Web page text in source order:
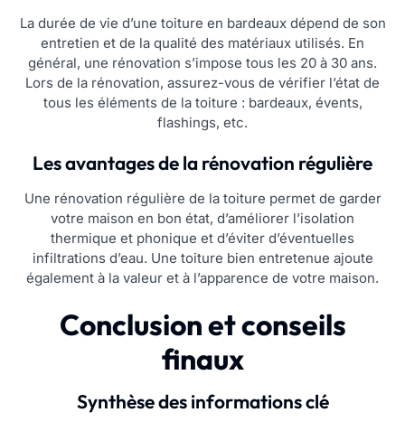
La durée de vie d’une toiture en bardeaux dépend de son
entretien et de la qualité des matériaux utilisés. En
général, une rénovation s’impose tous les 20 à 30 ans.
Lors de la rénovation, assurez-vous de vérifier l’état de
tous les éléments de la toiture : bardeaux, évents,
flashings, etc.
Les avantages de la rénovation régulière
Une rénovation régulière de la toiture permet de garder
votre maison en bon état, d’améliorer l’isolation
thermique et phonique et d’éviter d’éventuelles
infiltrations d’eau. Une toiture bien entretenue ajoute
également à la valeur et à l’apparence de votre maison.
Conclusion et conseils
finaux
Synthèse des informations clé